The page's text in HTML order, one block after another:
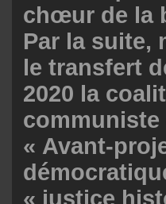
chœur de la
Par la suite,
le transfert
2020 la
communiste
« Avant-
« justice